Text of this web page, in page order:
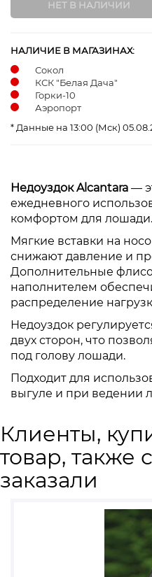
НАЛИЧИЕ В МАГАЗИНАХ:
Сокол
КСК "Белая Дача"
Горки-10
Аэропорт
* Данные на 13:00 (Мск)
Недоуздок Alcantara —
ежедневного
комфортом для лошади.
Мягкие вставки на
снижают давление и
Дополнительные
наполнителем
распределение
Недоуздок
двух сторон, что
под голову лошади.
Подходит для
выгуле и при ведении
Клиенты,
товар, также
заказали